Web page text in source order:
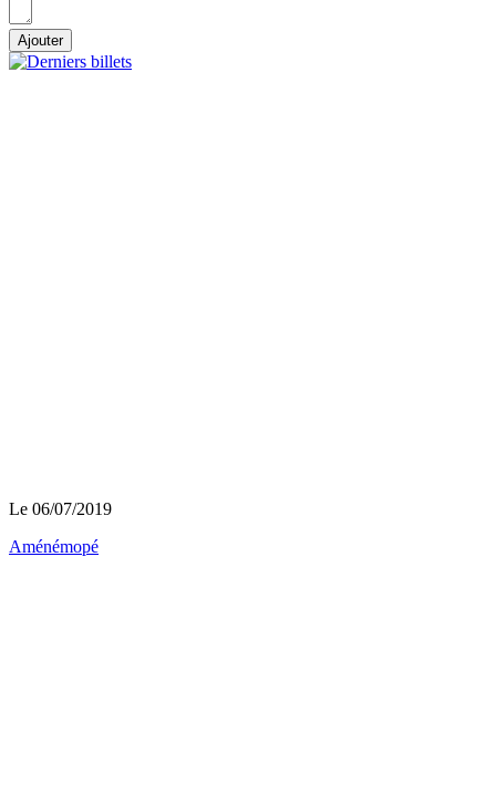
Ajouter
Le 06/07/2019
Aménémopé